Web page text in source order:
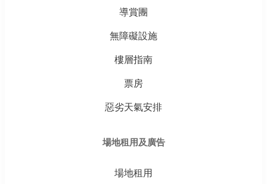
導賞團
無障礙設施
樓層指南
票房
惡劣天氣安排
場地租用及廣告
場地租用